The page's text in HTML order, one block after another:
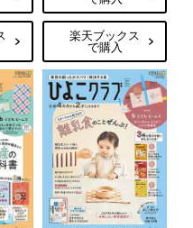
楽天ブックス
で購入